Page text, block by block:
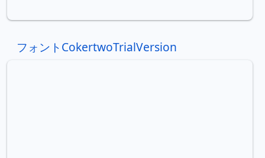
フォントCokertwoTrialVersion